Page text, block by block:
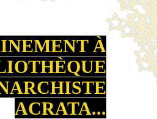
À
ACRATA...